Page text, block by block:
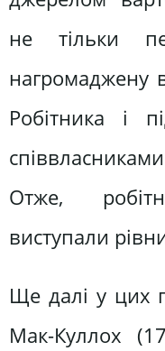
не тільки
нагромаджену
Робітника і
Отже,
виступали
Ще далі у цих
Мак-Куллох